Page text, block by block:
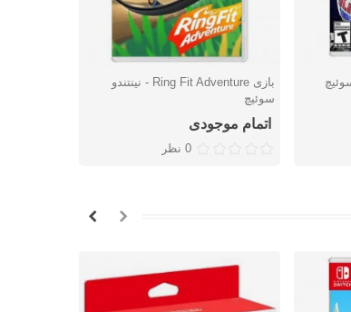
دوست داشتن
بازی Ring Fit Adventure - نینتندو
سوئیچ
اتمام موجودی
0 نظر